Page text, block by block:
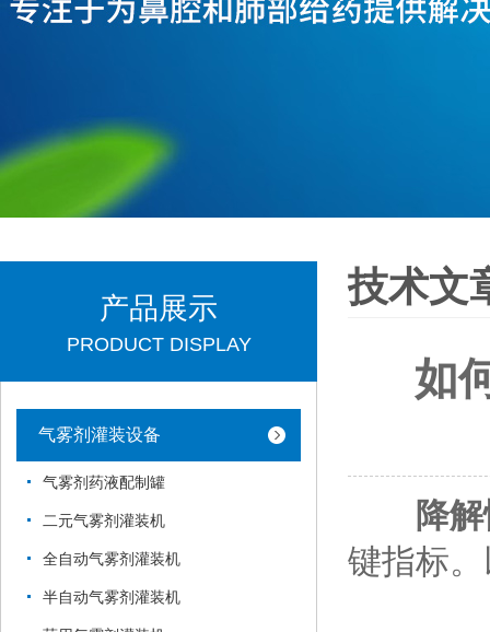
产品展示
PRODUCT DISPLAY
气雾剂灌装设备
气雾剂药液配制罐
二元气雾剂灌装机
全自动气雾剂灌装机
半自动气雾剂灌装机
技术文
如
降
键指标‌